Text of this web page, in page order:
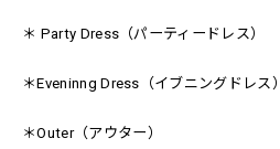
＊ Party Dress（パーティードレス）
＊Eveninng Dress（イブニングドレス）
＊Outer（アウター）